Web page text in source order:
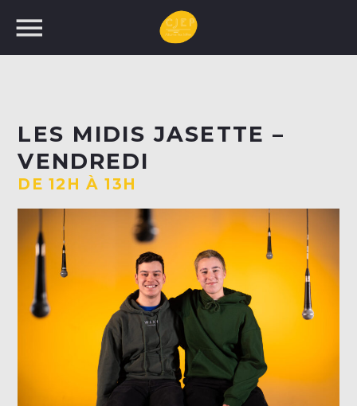
RECHERCHEZ:
PROGRAMMATION!
LES MIDIS JASETTE –
VENDREDI
DE 12H À 13H